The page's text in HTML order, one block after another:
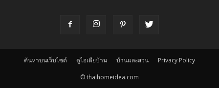
ค้นหาบนเว็บไซต์ ดูไอเดียบ้าน บ้านและสวน Privacy Policy
© thaihomeidea.com